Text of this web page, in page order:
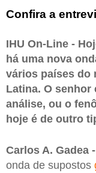
Confira a
IHU On-Line -
há uma nova
vários países do
Latina. O senhor
análise, ou o
hoje é de outro
Carlos A. Gadea -
onda de supostos